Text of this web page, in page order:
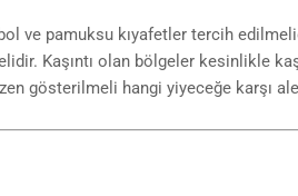
ve pamuksu kıyafetler tercih
Kaşıntı olan bölgeler kesinlikle
gösterilmeli hangi yiyeceğe karşı